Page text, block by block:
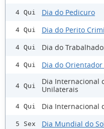
4 Qui Dia do Pedicuro
4 Qui Dia do Perito
4 Qui Dia do
4 Qui Dia do
4 Qui
Dia Internacional
Unilaterais
4 Qui Dia Internacional
5 Sex Dia Mundial do